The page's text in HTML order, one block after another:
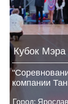
Кубок Мэра
компании
Город: